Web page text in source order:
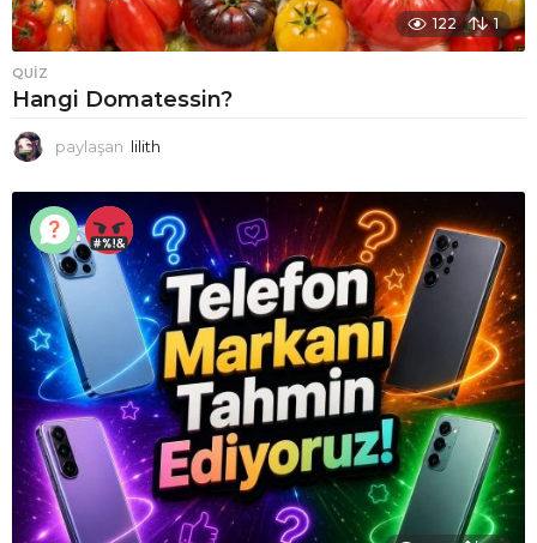
122 1
QUIZ
Hangi Domatessin?
paylaşan lilith